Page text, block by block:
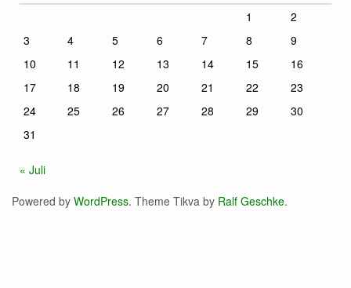
1
2
3
4 5 6 7 8
9
10
11 12 13 14 15
16
17
18 19 20 21 22
23
24
25 26 27 28 29
30
31
« Juli
Powered by WordPress. Theme Tikva by Ralf Geschke.